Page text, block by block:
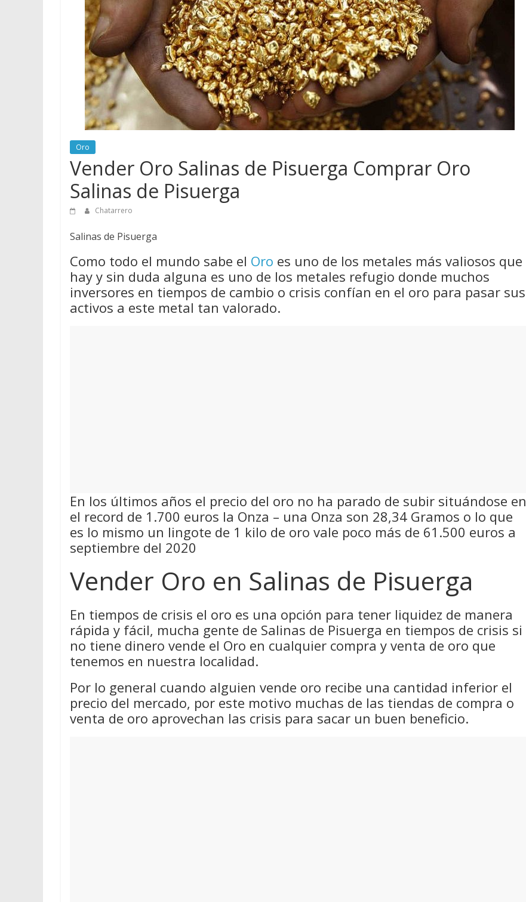
Chatarra
Oro
Vender Oro Salinas de Pisuerga Comprar Oro
Salinas de Pisuerga
Chatarrero
Salinas de Pisuerga
Como todo el mundo sabe el Oro es uno de los metales más valiosos que
hay y sin duda alguna es uno de los metales refugio donde muchos
inversores en tiempos de cambio o crisis confían en el oro para pasar sus
activos a este metal tan valorado.
En los últimos años el precio del oro no ha parado de subir situándose en
el record de 1.700 euros la Onza – una Onza son 28,34 Gramos o lo que
es lo mismo un lingote de 1 kilo de oro vale poco más de 61.500 euros a
septiembre del 2020
Vender Oro en Salinas de Pisuerga
En tiempos de crisis el oro es una opción para tener liquidez de manera
rápida y fácil, mucha gente de Salinas de Pisuerga en tiempos de crisis si
no tiene dinero vende el Oro en cualquier compra y venta de oro que
tenemos en nuestra localidad.
Por lo general cuando alguien vende oro recibe una cantidad inferior el
precio del mercado, por este motivo muchas de las tiendas de compra o
venta de oro aprovechan las crisis para sacar un buen beneficio.